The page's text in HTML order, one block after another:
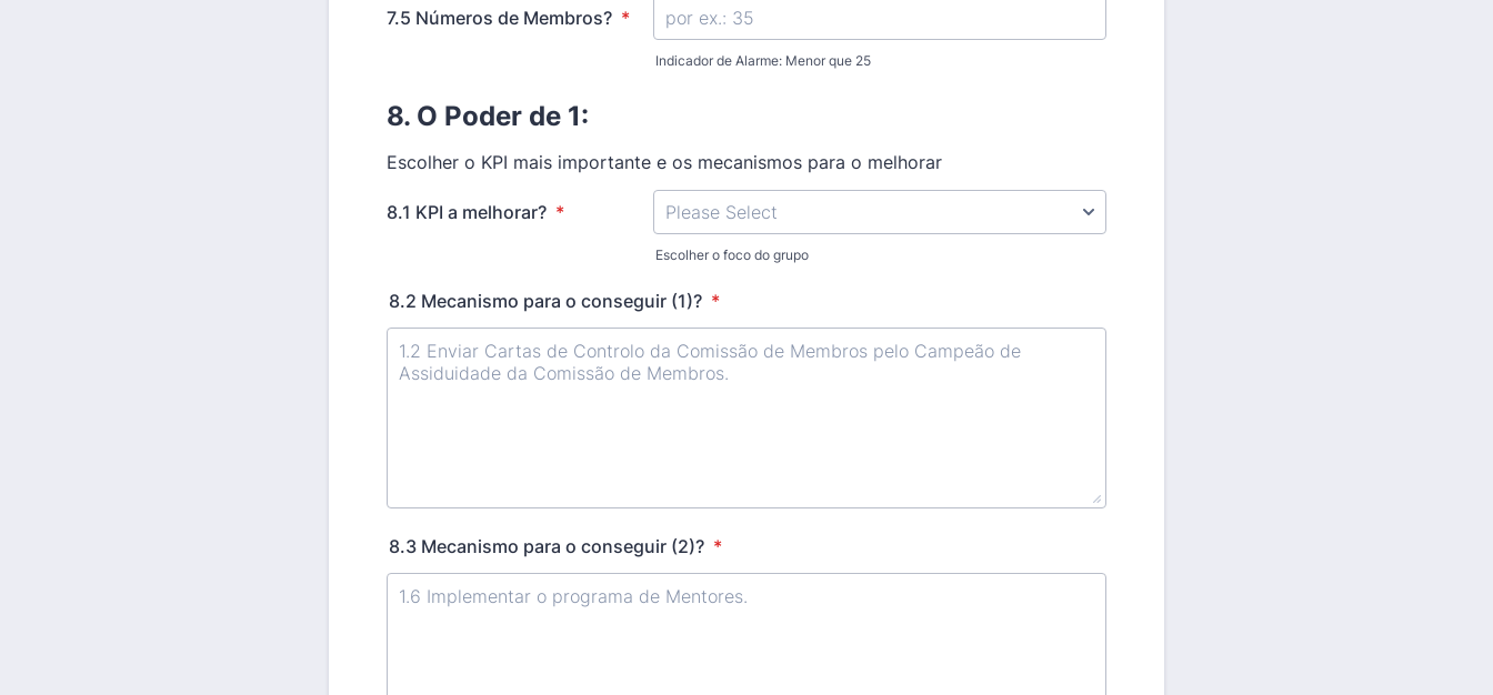
7.5 Números de Membros? *
Indicador de Alarme: Menor que 25
8. O Poder de 1:
Escolher o KPI mais importante e os mecanismos para o melhorar
8.1 KPI a melhorar? *
Escolher o foco do grupo
8.2 Mecanismo para o conseguir (1)? *
8.3 Mecanismo para o conseguir (2)? *